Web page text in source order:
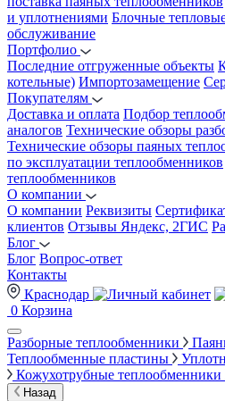
и уплотнениями Блочные
обслуживание
Портфолио
Последние отгруженные объекты
котельные) Импортозамещение
Покупателям
Доставка и оплата Подбор
аналогов Технические обзоры
Технические обзоры паяных
по эксплуатации теплообменников
теплообменников
О компании
О компании Реквизиты
клиентов Отзывы Яндекс, 2ГИС
Блог
Блог Вопрос-ответ
Контакты
Краснодар
0 Корзина
Разборные теплообменники
Теплообменные пластины
Кожухотрубные теплообменники
Назад